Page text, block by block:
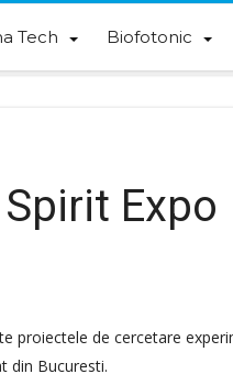
Tech Biofotonic
Expo
proiectele de cercetare
din Bucuresti.